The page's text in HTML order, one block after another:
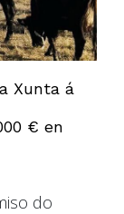
Xunta á
€ en
do